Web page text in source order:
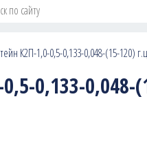
К2П-1,0-0,5-0,133-0,048-(15-120)
0,133-0,048-